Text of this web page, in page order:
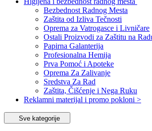
Bezbednost Radnog Mesta
Zaštita od Izliva Tečnosti
Oprema za Vatrogasce i Livničare
Ostali Proizvodi za Zaštitu na
Papirna Galanterija
Profesionalna Hemija
Prva Pomoć i Apoteke
Oprema Za Zalivanje
Sredstva Za Rad
Zaštita, Čišćenje i Nega Ruku
Reklamni materijal i promo pokloni >
Sve kategorije